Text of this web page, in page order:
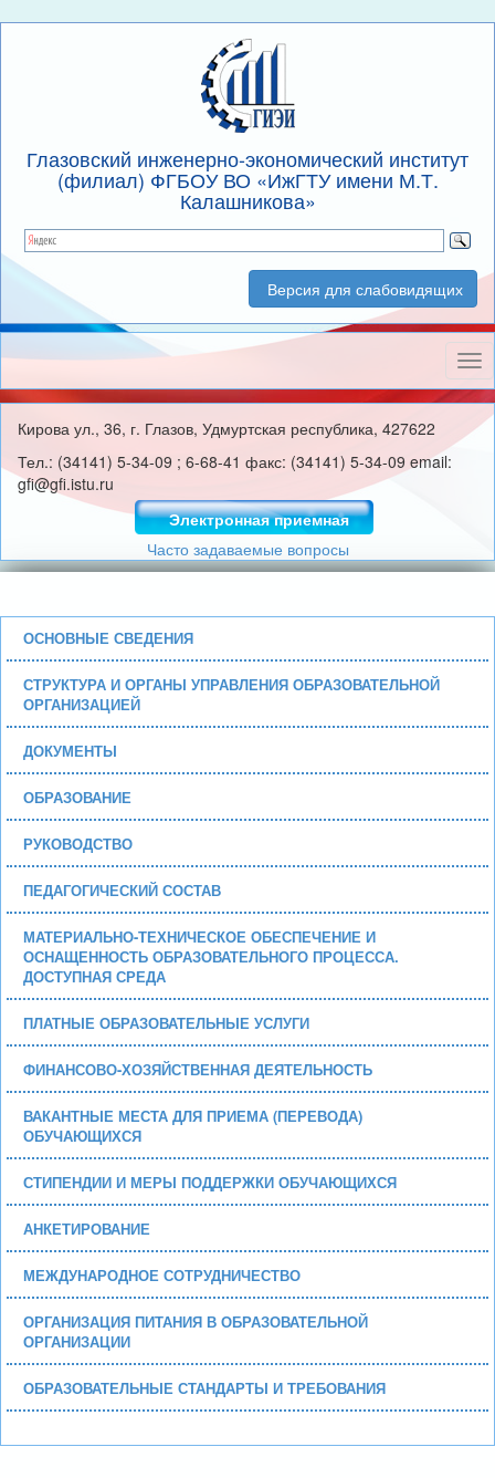
Глазовский инженерно-экономический институт
(филиал) ФГБОУ ВО «ИжГТУ имени М.Т.
Калашникова»
Версия для слабовидящих
Кирова ул., 36, г. Глазов, Удмуртская республика, 427622
Тел.: (34141) 5-34-09 ; 6-68-41 факс: (34141) 5-34-09 email:
gfi@gfi.istu.ru
Электронная приемная
Часто задаваемые вопросы
ОСНОВНЫЕ СВЕДЕНИЯ
СТРУКТУРА И ОРГАНЫ УПРАВЛЕНИЯ ОБРАЗОВАТЕЛЬНОЙ
ОРГАНИЗАЦИЕЙ
ДОКУМЕНТЫ
ОБРАЗОВАНИЕ
РУКОВОДСТВО
ПЕДАГОГИЧЕСКИЙ СОСТАВ
МАТЕРИАЛЬНО-ТЕХНИЧЕСКОЕ ОБЕСПЕЧЕНИЕ И
ОСНАЩЕННОСТЬ ОБРАЗОВАТЕЛЬНОГО ПРОЦЕССА.
ДОСТУПНАЯ СРЕДА
ПЛАТНЫЕ ОБРАЗОВАТЕЛЬНЫЕ УСЛУГИ
ФИНАНСОВО-ХОЗЯЙСТВЕННАЯ ДЕЯТЕЛЬНОСТЬ
ВАКАНТНЫЕ МЕСТА ДЛЯ ПРИЕМА (ПЕРЕВОДА)
ОБУЧАЮЩИХСЯ
СТИПЕНДИИ И МЕРЫ ПОДДЕРЖКИ ОБУЧАЮЩИХСЯ
АНКЕТИРОВАНИЕ
МЕЖДУНАРОДНОЕ СОТРУДНИЧЕСТВО
ОРГАНИЗАЦИЯ ПИТАНИЯ В ОБРАЗОВАТЕЛЬНОЙ
ОРГАНИЗАЦИИ
ОБРАЗОВАТЕЛЬНЫЕ СТАНДАРТЫ И ТРЕБОВАНИЯ